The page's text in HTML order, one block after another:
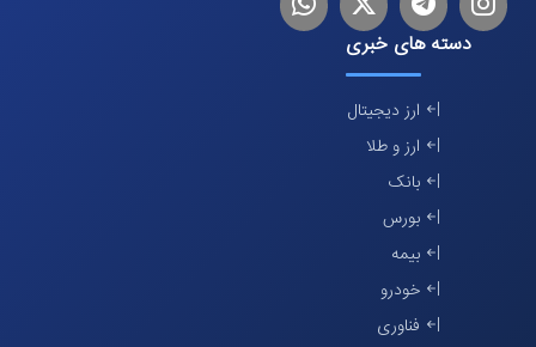
دسته های خبری
ارز دیجیتال
ارز و طلا
بانک
بورس
بیمه
خودرو
فناوری